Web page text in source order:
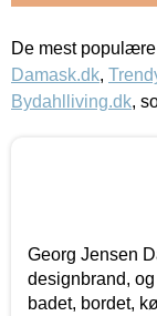
De mest
Damask.dk,
Bydahlliving.dk,
Georg Jensen
designbrand,
badet, bordet,